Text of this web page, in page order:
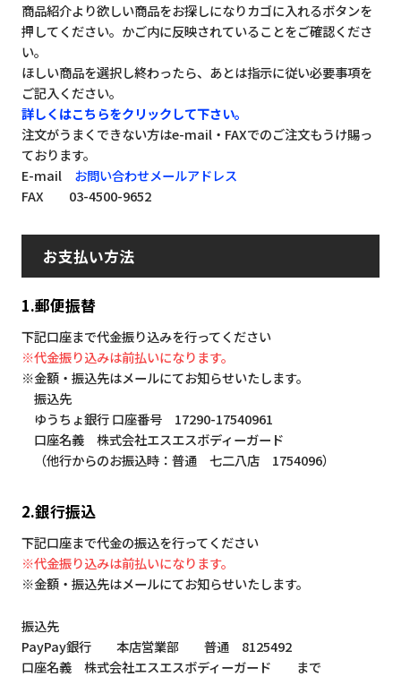
商品紹介より欲しい商品をお探しになりカゴに入れるボタンを
押してください。かご内に反映されていることをご確認くださ
い。
ほしい商品を選択し終わったら、あとは指示に従い必要事項を
ご記入ください。
詳しくはこちらをクリックして下さい。
注文がうまくできない方はe-mail・FAXでのご注文もうけ賜っ
ております。
E-mail お問い合わせメールアドレス
FAX 03-4500-9652
お支払い方法
1.郵便振替
下記口座まで代金振り込みを行ってください
※代金振り込みは前払いになります。
※金額・振込先はメールにてお知らせいたします。
振込先
ゆうちょ銀行 口座番号 17290-17540961
口座名義 株式会社エスエスボディーガード
（他行からのお振込時：普通 七二八店 1754096）
2.銀行振込
下記口座まで代金の振込を行ってください
※代金振り込みは前払いになります。
※金額・振込先はメールにてお知らせいたします。
振込先
PayPay銀行 本店営業部 普通 8125492
口座名義 株式会社エスエスボディーガード まで